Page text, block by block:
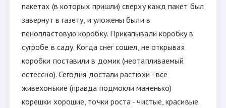
пакетах (в которых пришли) сверху кажд пакет был
завернут в газету, и уложены были в
пенопластовую коробку. Прикапывали коробку в
сугробе в саду. Когда снег сошел, не открывая
коробки поставили в домик (неотапливаемый
естессно). Сегодня достали растюхи - все
живехонькие (правда подмокли маненько)
корешки хорошие, точки роста - чистые, красивые.